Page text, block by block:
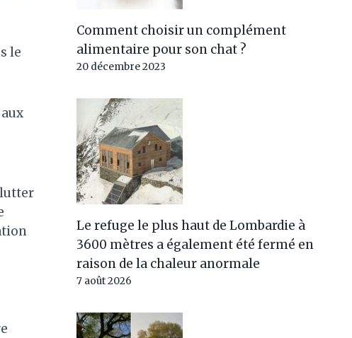
le
lutter
Comment choisir un complément
alimentaire pour son chat ?
20 décembre 2023
Le refuge le plus haut de Lombardie à
3600 mètres a également été fermé en
raison de la chaleur anormale
7 août 2026